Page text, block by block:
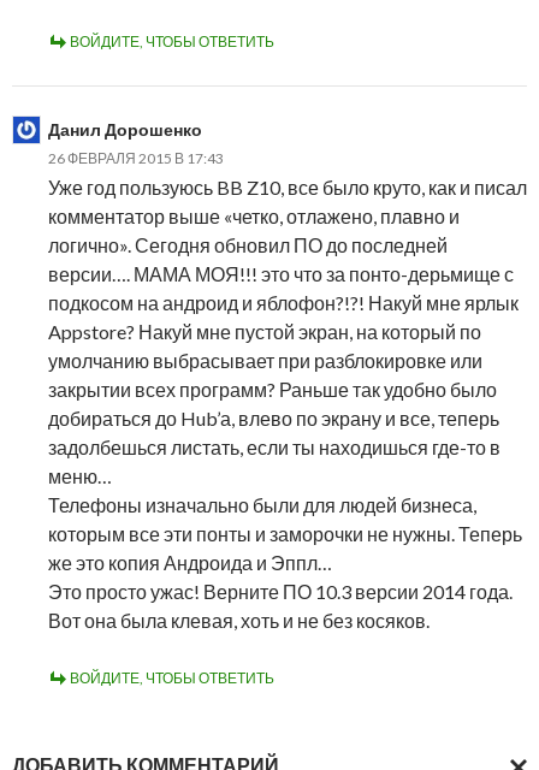
ВОЙДИТЕ, ЧТОБЫ ОТВЕТИТЬ
Данил Дорошенко
26 ФЕВРАЛЯ 2015 В 17:43
Уже год пользуюсь BB Z10, все было круто, как и писал
комментатор выше «четко, отлажено, плавно и
логично». Сегодня обновил ПО до последней
версии…. МАМА МОЯ!!! это что за понто-дерьмище с
подкосом на андроид и яблофон?!?! Накуй мне ярлык
Appstore? Накуй мне пустой экран, на который по
умолчанию выбрасывает при разблокировке или
закрытии всех программ? Раньше так удобно было
добираться до Hub’а, влево по экрану и все, теперь
задолбешься листать, если ты находишься где-то в
меню…
Телефоны изначально были для людей бизнеса,
которым все эти понты и заморочки не нужны. Теперь
же это копия Андроида и Эппл…
Это просто ужас! Верните ПО 10.3 версии 2014 года.
Вот она была клевая, хоть и не без косяков.
ВОЙДИТЕ, ЧТОБЫ ОТВЕТИТЬ
ДОБАВИТЬ КОММЕНТАРИЙ